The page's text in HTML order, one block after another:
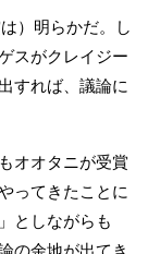
）明らかだ。し
スがクレイジー
すれば、議論に
オオタニが受賞
ってきたことに
としながらも
の余地が出てき